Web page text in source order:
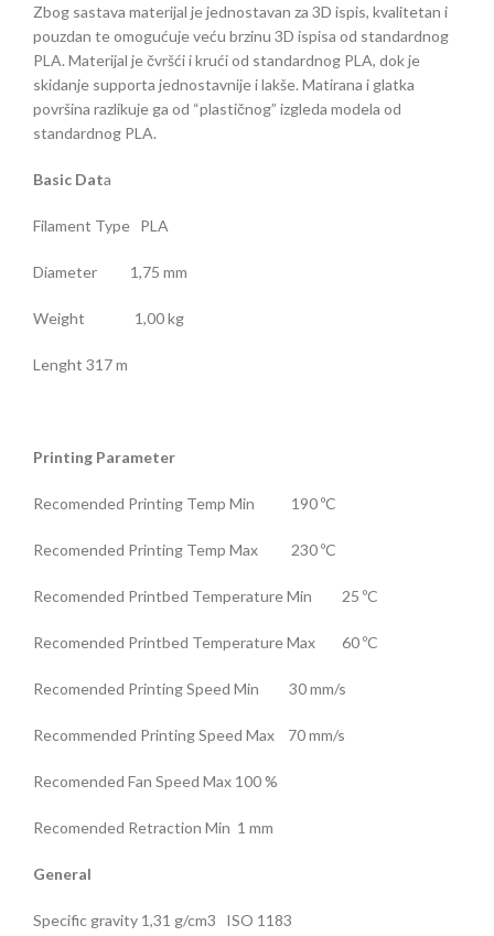
Zbog sastava materijal je jednostavan za 3D ispis, kvalitetan i
pouzdan te omogućuje veću brzinu 3D ispisa od standardnog
PLA. Materijal je čvršći i krući od standardnog PLA, dok je
skidanje supporta jednostavnije i lakše. Matirana i glatka
površina razlikuje ga od “plastičnog” izgleda modela od
standardnog PLA.
Basic Data
Filament Type PLA
Diameter 1,75 mm
Weight 1,00 kg
Lenght 317 m
Printing Parameter
Recomended Printing Temp Min 190 ºC
Recomended Printing Temp Max 230 ºC
Recomended Printbed Temperature Min 25 ºC
Recomended Printbed Temperature Max 60 ºC
Recomended Printing Speed Min 30 mm/s
Recommended Printing Speed Max 70 mm/s
Recomended Fan Speed Max 100 %
Recomended Retraction Min 1 mm
General
Specific gravity 1,31 g/cm3 ISO 1183